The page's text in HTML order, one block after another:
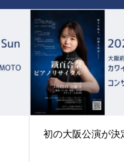
初の大阪公演が決